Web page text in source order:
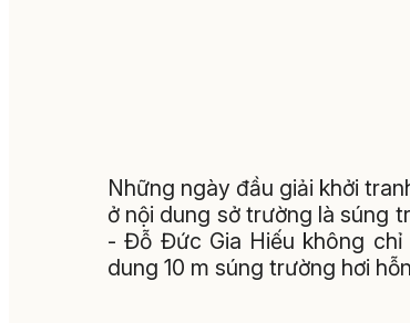
Những ngày đầu giải khởi
ở nội dung sở trường là súng
- Đỗ Đức Gia Hiếu không
dung 10 m súng trường hơi